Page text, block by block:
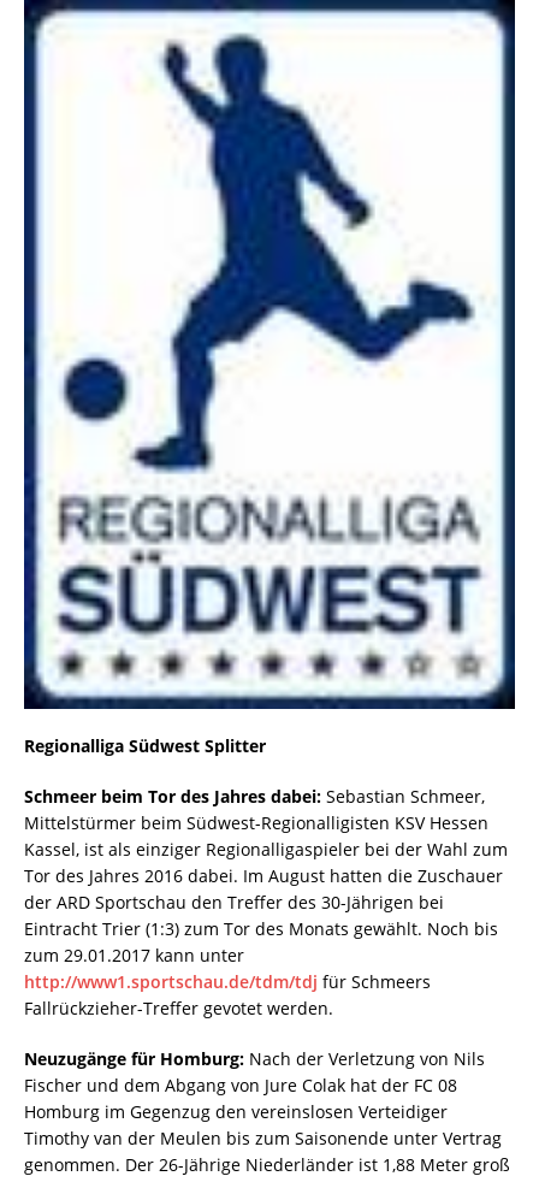
Regionalliga Südwest Splitter
Schmeer beim Tor des Jahres dabei: Sebastian Schmeer,
Mittelstürmer beim Südwest-Regionalligisten KSV Hessen
Kassel, ist als einziger Regionalligaspieler bei der Wahl zum
Tor des Jahres 2016 dabei. Im August hatten die Zuschauer
der ARD Sportschau den Treffer des 30-Jährigen bei
Eintracht Trier (1:3) zum Tor des Monats gewählt. Noch bis
zum 29.01.2017 kann unter
http://www1.sportschau.de/tdm/tdj für Schmeers
Fallrückzieher-Treffer gevotet werden.
Neuzugänge für Homburg: Nach der Verletzung von Nils
Fischer und dem Abgang von Jure Colak hat der FC 08
Homburg im Gegenzug den vereinslosen Verteidiger
Timothy van der Meulen bis zum Saisonende unter Vertrag
genommen. Der 26-Jährige Niederländer ist 1,88 Meter groß